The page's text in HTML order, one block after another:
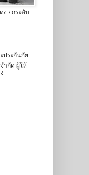
ง ยกระดับ
ประกันภัย
ำกัด ผู้ให้